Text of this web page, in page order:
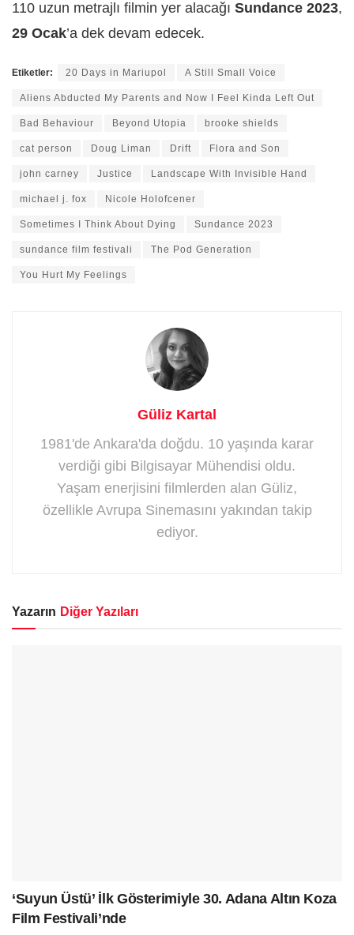
110 uzun metrajlı filmin yer alacağı Sundance 2023,
29 Ocak’a dek devam edecek.
Etiketler: 20 Days in Mariupol A Still Small Voice
Aliens Abducted My Parents and Now I Feel Kinda Left Out
Bad Behaviour Beyond Utopia brooke shields
cat person Doug Liman Drift Flora and Son
john carney Justice Landscape With Invisible Hand
michael j. fox Nicole Holofcener
Sometimes I Think About Dying Sundance 2023
sundance film festivali The Pod Generation
You Hurt My Feelings
Güliz Kartal
1981'de Ankara'da doğdu. 10 yaşında karar
verdiği gibi Bilgisayar Mühendisi oldu.
Yaşam enerjisini filmlerden alan Güliz,
özellikle Avrupa Sinemasını yakından takip
ediyor.
Yazarın Diğer Yazıları
‘Suyun Üstü’ İlk Gösterimiyle 30. Adana Altın Koza
Film Festivali’nde